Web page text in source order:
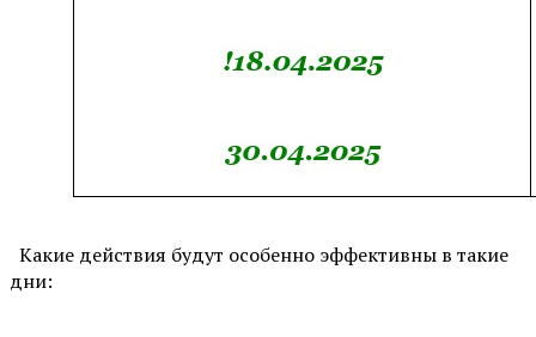
Какие действия будут особенно эффективны в такие
дни: